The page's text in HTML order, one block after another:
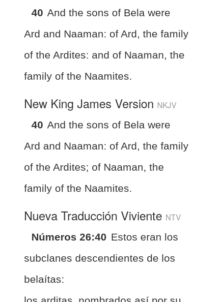
40 And the sons of Bela were
Ard and Naaman: of Ard, the family
of the Ardites: and of Naaman, the
family of the Naamites.
New King James Version NKJV
40 And the sons of Bela were
Ard and Naaman: of Ard, the family
of the Ardites; of Naaman, the
family of the Naamites.
Nueva Traducción Viviente NTV
Números 26:40 Estos eran los
subclanes descendientes de los
belaítas: